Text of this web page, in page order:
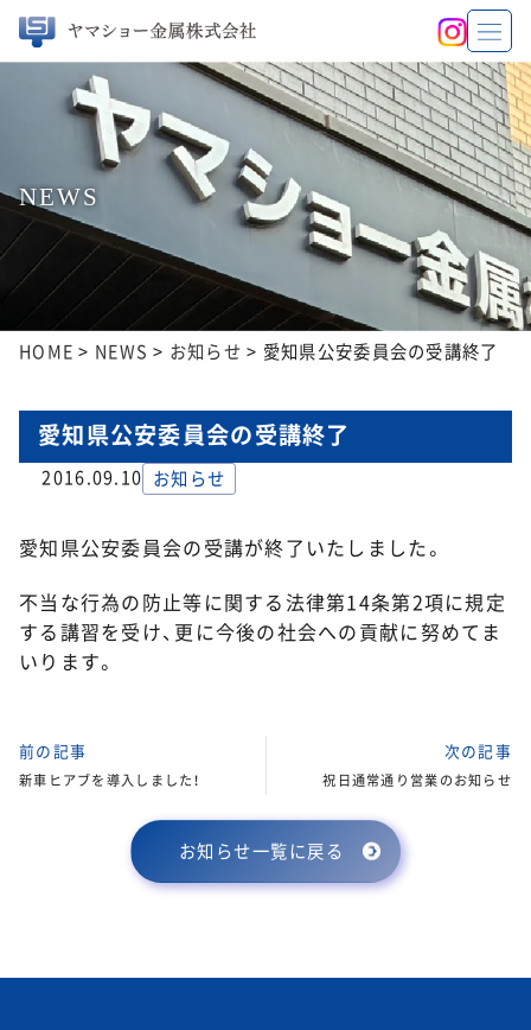
NEWS
HOME > NEWS > お知らせ > 愛知県公安委員会の受講終了
愛知県公安委員会の受講終了
2016.09.10 お知らせ
愛知県公安委員会の受講が終了いたしました。
不当な行為の防止等に関する法律第14条第2項に規定
する講習を受け、更に今後の社会への貢献に努めてま
いります。
前の記事
新車ヒアブを導入しました！
次の記事
祝日通常通り営業のお知らせ
お知らせ一覧に戻る